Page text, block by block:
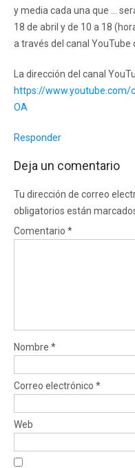
y media cada una que …
18 de abril y de 10 a 18
a través del canal YouTube
La dirección del canal
https://www.youtube.com/
OA
Responder
Deja un comentario
Tu dirección de correo
obligatorios están
Comentario *
Nombre *
Correo electrónico *
Web